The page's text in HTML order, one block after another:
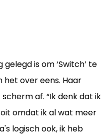
is om ‘Switch’ te
het over eens. Haar
af. “Ik denk dat ik
omdat ik al wat meer
logisch ook, ik heb